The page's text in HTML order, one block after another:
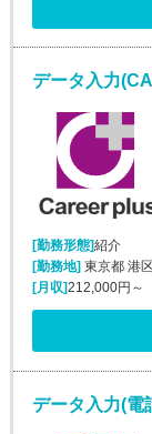
[勤務形態]紹介
[勤務地] 東京都 港区
[月収]212,000円～
データ入力(電